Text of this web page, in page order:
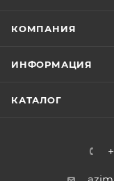
КОМПАНИЯ
ИНФОРМАЦИЯ
КАТАЛОГ